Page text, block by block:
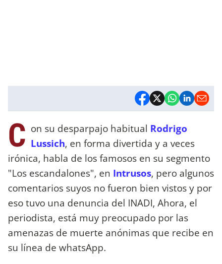
C on su desparpajo habitual Rodrigo
Lussich, en forma divertida y a veces
irónica, habla de los famosos en su segmento
"Los escandalones", en Intrusos, pero algunos
comentarios suyos no fueron bien vistos y por
eso tuvo una denuncia del INADI, Ahora, el
periodista, está muy preocupado por las
amenazas de muerte anónimas que recibe en
su línea de whatsApp.